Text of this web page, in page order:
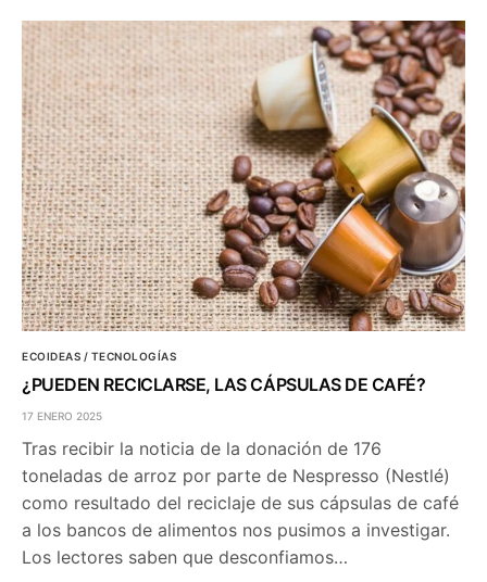
ECOIDEAS / TECNOLOGÍAS
¿PUEDEN RECICLARSE, LAS CÁPSULAS DE CAFÉ?
17 ENERO 2025
Tras recibir la noticia de la donación de 176
toneladas de arroz por parte de Nespresso (Nestlé)
como resultado del reciclaje de sus cápsulas de café
a los bancos de alimentos nos pusimos a investigar.
Los lectores saben que desconfiamos…